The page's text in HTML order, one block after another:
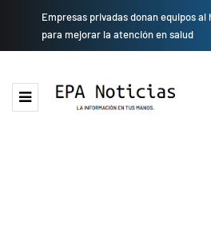
Empresas privadas donan equipos al
para mejorar la atención en salud